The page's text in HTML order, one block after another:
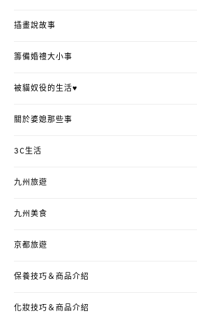
插畫說故事
籌備婚禮大小事
被貓奴役的生活♥
關於婆媳那些事
3C生活
九州旅遊
九州美食
京都旅遊
保養技巧＆商品介紹
化妝技巧＆商品介紹